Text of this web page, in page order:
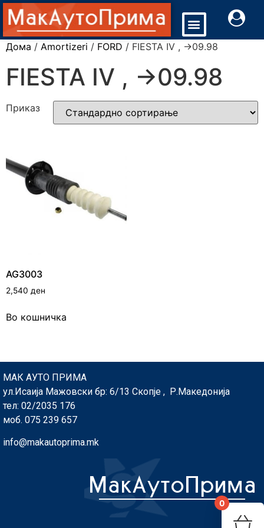
Дома / Amortizeri / FORD / FIESTA IV , ->09.98
FIESTA IV , ->09.98
Приказ
AG3003
2,540 ден
Во кошничка
МАК АУТО ПРИМА
ул.Исаија Мажовски бр: 6/13 Скопје , Р.Македонија
тел: 02/2035 176
моб. 075 239 657
info@makautoprima.mk
0